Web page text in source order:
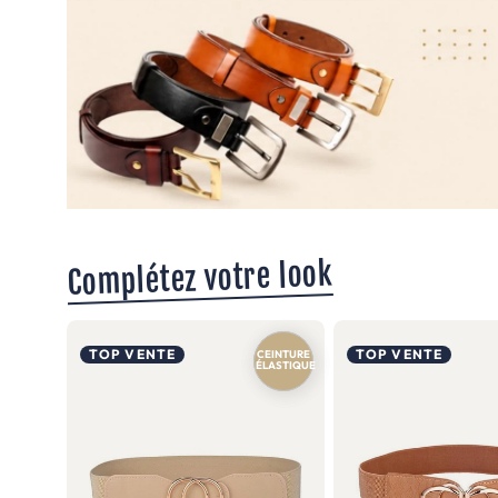
Complétez votre look
TOP VENTE
SIMILI
VEGAN
CEINTURE
ÉLASTIQUE
TOP VENTE